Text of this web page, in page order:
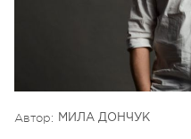
Автор: МИЛА ДОНЧУК